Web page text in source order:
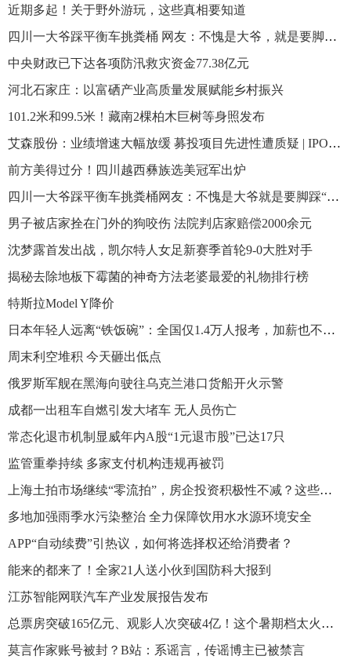
近期多起！关于野外游玩，这些真相要知道
四川一大爷踩平衡车挑粪桶 网友：不愧是大爷，就是要脚踩“风火轮”，手拿“乾坤杆”
中央财政已下达各项防汛救灾资金77.38亿元
河北石家庄：以富硒产业高质量发展赋能乡村振兴
101.2米和99.5米！藏南2棵柏木巨树等身照发布
艾森股份：业绩增速大幅放缓 募投项目先进性遭质疑 | IPO观察
前方美得过分！四川越西彝族选美冠军出炉
四川一大爷踩平衡车挑粪桶网友：不愧是大爷就是要脚踩“风火轮”手拿“乾坤杆” 具体是什么情况?
男子被店家拴在门外的狗咬伤 法院判店家赔偿2000余元
沈梦露首发出战，凯尔特人女足新赛季首轮9-0大胜对手
揭秘去除地板下霉菌的神奇方法老婆最爱的礼物排行榜
特斯拉Model Y降价
日本年轻人远离“铁饭碗”：全国仅1.4万人报考，加薪也不想当公务员
周末利空堆积 今天砸出低点
俄罗斯军舰在黑海向驶往乌克兰港口货船开火示警
成都一出租车自燃引发大堵车 无人员伤亡
常态化退市机制显威年内A股“1元退市股”已达17只
监管重拳持续 多家支付机构违规再被罚
上海土拍市场继续“零流拍”，房企投资积极性不减？这些趋势值得关注
多地加强雨季水污染整治 全力保障饮用水水源环境安全
APP“自动续费”引热议，如何将选择权还给消费者？
能来的都来了！全家21人送小伙到国防科大报到
江苏智能网联汽车产业发展报告发布
总票房突破165亿元、观影人次突破4亿！这个暑期档太火了……
莫言作家账号被封？B站：系谣言，传谣博主已被禁言